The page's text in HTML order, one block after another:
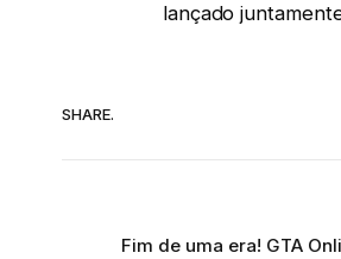
lançado
SHARE.
Fim de uma era! GTA